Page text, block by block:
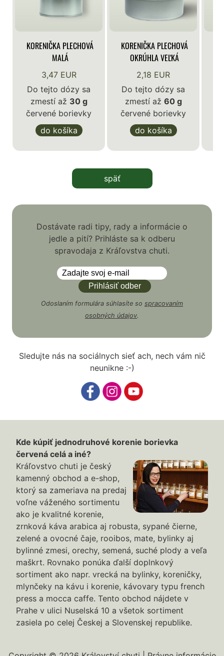
KORENIČKA PLECHOVÁ
MALÁ
3,47 EUR
Do tejto dózy sa
zmestí až 30 g
červené borievky
do košíka
KORENIČKA PLECHOVÁ
OKRÚHLA VEĽKÁ
2,18 EUR
Do tejto dózy sa
zmestí až 60 g
červené borievky
do košíka
späť
Dostávate radi tipy, rady a informácie o
jedle a pití? Prihláste sa k odberu
spravodaja z Kráľovstva chuti.
Odoslaním formulára súhlasíte so spracovaním
osobných údajov.
Sledujte nás na sociálnych sieť ach, nech vám nič
neunikne :-)
Kde kúpiť jednodruhové korenie borievka
červená celá a iné?
Kráľovstvo chuti je český
kamenný obchod a e-shop,
ktorý sa zameriava na predaj
voľne váženého sortimentu
ako je kvalitné korenie,
zrnková káva arabica aj robusta, sypané čierne,
zelené a ovocné čaje, rooibos, mate, bylinky aj
bylinné zmesi, orechy, semená, suché plody a veľa
maškrt. Rovnako ponúka ďalší doplnkový
sortiment ako napr. vrecká na bylinky, koreničky,
mlynčeky na kávu i korenie, kávovary typu french
press a mocca caffe. Tento obchod nájdete v
Prahe v ulici Nuselská 10 a všetok sortiment
zasiela po celej Českej a Slovenskej republike.